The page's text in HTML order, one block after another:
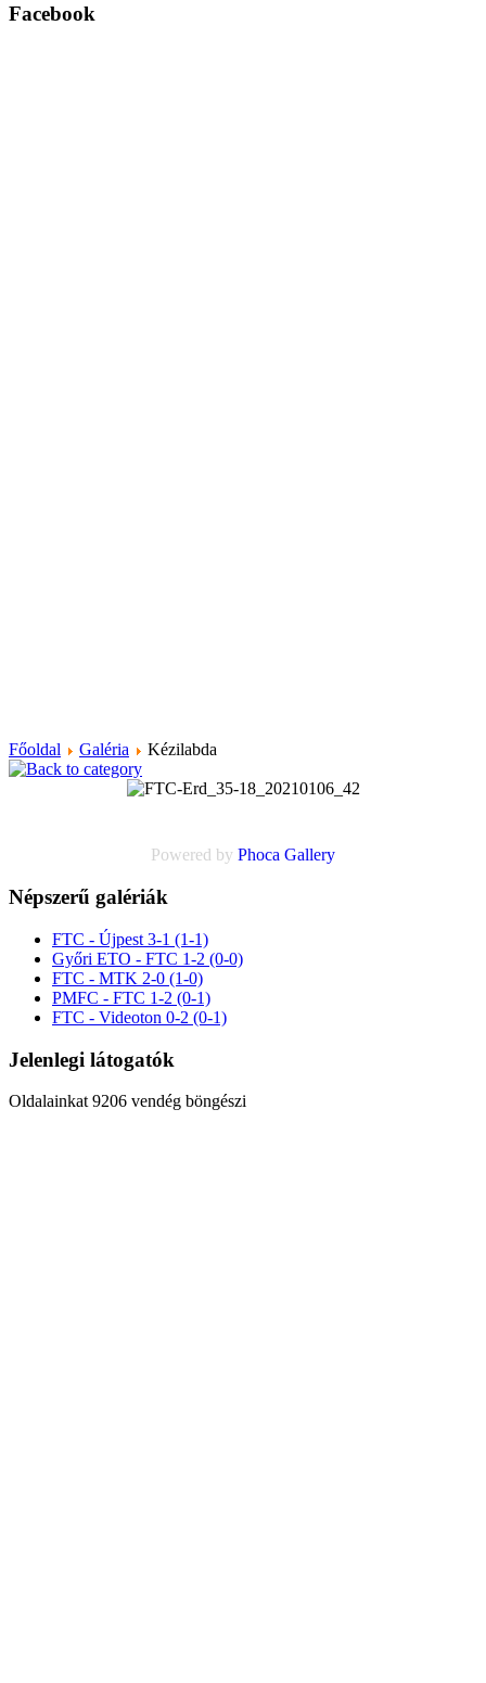
Facebook
Főoldal Galéria Kézilabda
Powered by Phoca Gallery
Népszerű galériák
FTC - Újpest 3-1 (1-1)
Győri ETO - FTC 1-2 (0-0)
FTC - MTK 2-0 (1-0)
PMFC - FTC 1-2 (0-1)
FTC - Videoton 0-2 (0-1)
Jelenlegi látogatók
Oldalainkat 9206 vendég böngészi